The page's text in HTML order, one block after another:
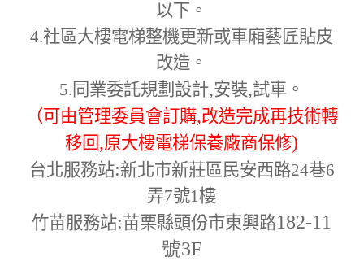
以下。
4.社區大樓電梯整機更新或車廂藝匠貼皮
改造。
5. 同業委託規劃設計,安裝,試車。
（可由管理委員會訂購,改造完成再技術轉
移回,原大樓電梯保養廠商保修)
台北服務站:新北市新莊區民安西路24巷6
弄7號1樓
竹苗服務站:苗栗縣頭份市東興路182-11
號3F